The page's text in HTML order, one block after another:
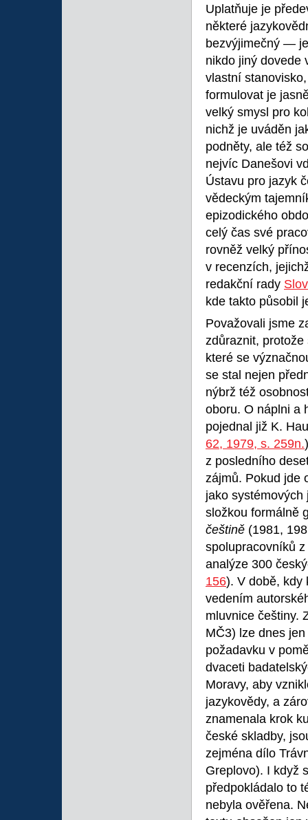
Uplatňuje je
některé
bezvýjimečný —
nikdo jiný dovede
vlastní
formulovat je
velký smysl pro
nichž je uváděn
podněty, ale též
nejvíc Danešovi
Ústavu pro jazyk
vědeckým
epizodického
celý čas své
rovněž velký
v recenzích,
redakční rady
kde takto působil
Považovali jsme
zdůraznit,
které se
se stal nejen
nýbrž též
oboru. O náplni a
pojednal již K.
62, 1979, s. 259n.
z posledního
zájmů. Pokud jde
jako
složkou formálně
češtině (1981,
spolupracovníků
analýze 300
156). V době, kdy
vedením
mluvnice češtiny.
MČ3) lze dnes
požadavku v
dvaceti
Moravy, aby
jazykovědy, a
znamenala krok
české skladby,
zejména dílo
Greplovo). I když
předpokládalo to
nebyla ověřena.